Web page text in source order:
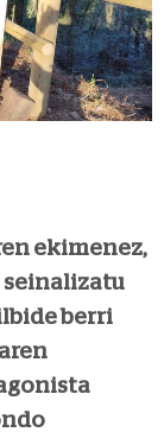
ekimenez,
berri